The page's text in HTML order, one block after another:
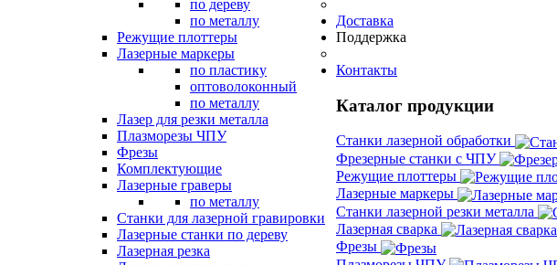
по дереву
по металлу
Режущие плоттеры
Лазерные маркеры
по пластику
оптоволоконный
по металлу
Лазер для резки металла
Плазморезы ЧПУ
Фрезы
Комплектующие
Лазерные граверы
по металлу
Станки для лазерной гравировки
Лазерные станки по дереву
Лазерная резка
Доставка
Поддержка
Контакты
Каталог продукции
Станки лазерной обработки
Фрезерные станки с ЧПУ
Режущие плоттеры
Лазерные маркеры
Станки лазерной резки металла
Лазерная сварка
Фрезы